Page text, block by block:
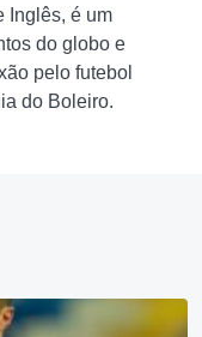
Inglês, é um
do globo e
pelo futebol
do Boleiro.